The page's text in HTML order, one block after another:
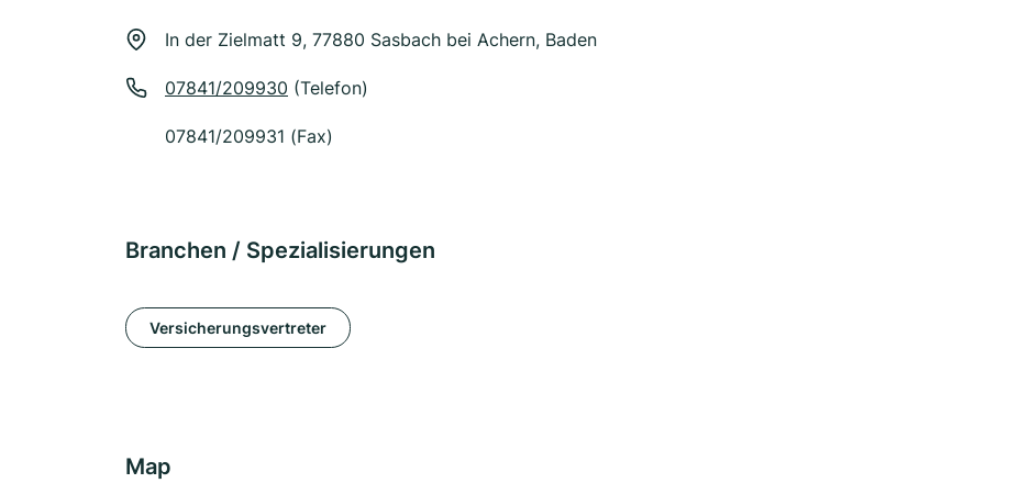
In der Zielmatt 9, 77880 Sasbach bei Achern, Baden
07841/209930 (Telefon)
07841/209931 (Fax)
Branchen / Spezialisierungen
Versicherungsvertreter
Map